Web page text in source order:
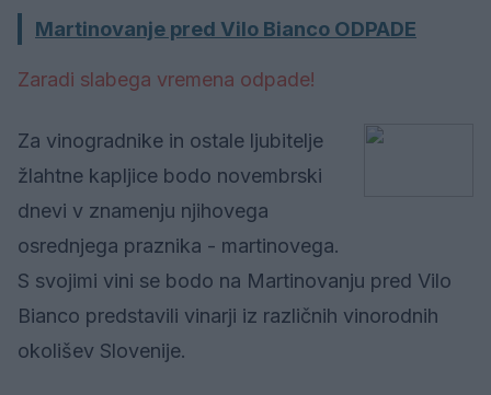
Martinovanje pred Vilo Bianco ODPADE
Zaradi slabega vremena odpade!
Za vinogradnike in ostale ljubitelje
žlahtne kapljice bodo novembrski
dnevi v znamenju njihovega
osrednjega praznika - martinovega.
S svojimi vini se bodo na Martinovanju pred Vilo
Bianco predstavili vinarji iz različnih vinorodnih
okolišev Slovenije.